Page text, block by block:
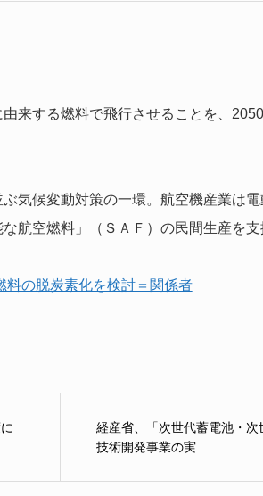
来する燃料で飛行させることを、
気候変動対策の一環。航空機産業は
航空燃料」（ＳＡＦ）の民間生産を支
料の脱炭素化を検討＝関係者
経産省、「次世代蓄電池・次
技術開発事業の実...